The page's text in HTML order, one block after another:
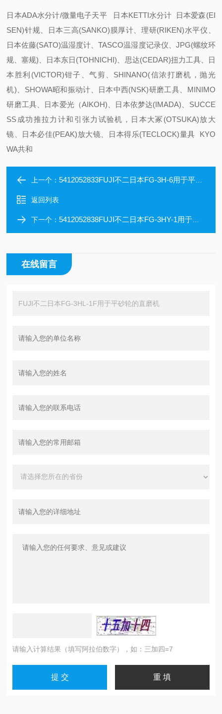
日本ADA水分计/微量电子天平 日本KETTI水分计 日本爱森(EI
SEN)针规、日本三高(SANKO)膜厚计、理研(RIKEN)水平仪、
日本佐藤(SATO)温湿度计、TASCO温湿度记录仪、JPG(螺纹环
规、塞规)、日本东日(TOHNICHI)、思达(CEDAR)扭力工具、日
本胜利(VICTOR)钳子、气剪、SHINANO(信浓打磨机，抛光
机)、SHOWA昭和振动计、日本中西(NSK)研磨工具、MINIMO
研磨工具、日本爱光（AIKOH)、日本依梦达(IMADA)、SUCCE
SS成功推拉力计和引张力试验机，日本大冢(OTSUKA)放大
镜、日本必佳(PEAK)放大镜、日本得乐(TECLOCK)量具 KYO
WA共和
上一个：5412052833FUJI不二日本FG-3H-6用于平砂轮的直磨机
返回列表
下一个：5412052838FUJI不二日本FG-3HY-1用于平砂轮的直磨机
在线留言
请输入计算结果（填写阿拉伯数字），如：三加四=7